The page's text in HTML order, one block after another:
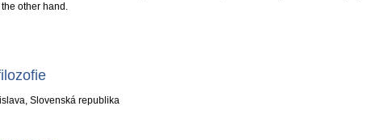
other hand.
Context. A Conversation with Hans Schelkshorn.
Slovenská republika